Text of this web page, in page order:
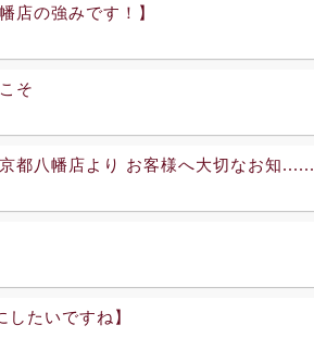
店の強みです！】
そ
都八幡店より お客様へ大切なお知......
したいですね】